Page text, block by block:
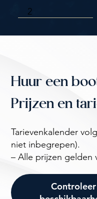
2
Huur een
Prijzen en
Tarievenkalender
niet inbegrepen).
– Alle prijzen gelden
Controleer